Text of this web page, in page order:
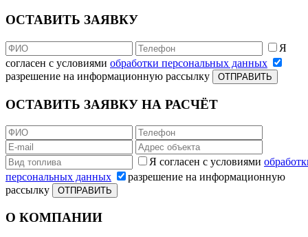
ОСТАВИТЬ ЗАЯВКУ
Я
согласен с условиями обработки персональных данных
разрешение на информационную рассылку
ОТПРАВИТЬ
ОСТАВИТЬ ЗАЯВКУ НА РАСЧЁТ
Я согласен с условиями
персональных данных
разрешение на информационную
рассылку
ОТПРАВИТЬ
О КОМПАНИИ